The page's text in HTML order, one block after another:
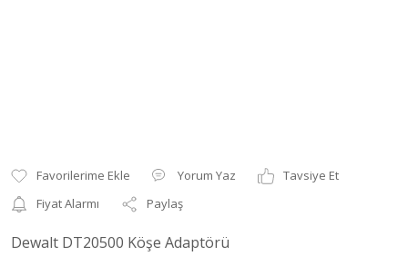
Yorum Yaz
Tavsiye Et
Fiyat Alarmı
Paylaş
Dewalt DT20500 Köşe Adaptörü